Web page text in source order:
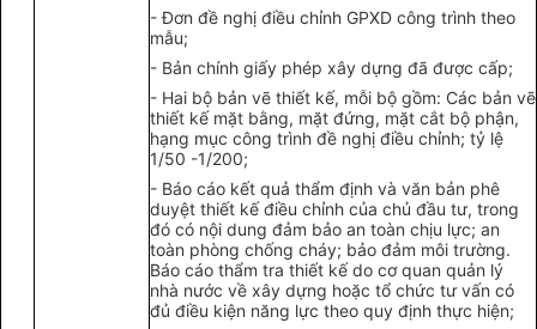
-Đơn đề nghị điều chỉnh GPXD công trình theo
mẫu;
- Bản chính giấy phép xây dựng đã được cấp;
- Hai bộ bản vẽ thiết kế, mỗi bộ gồm: Các bản vẽ
thiết kế mặt bằng, mặt đứng, mặt cắt bộ phận,
hạng mục công trình đề nghị điều chỉnh; tỷ lệ
1/50 -1/200;
- Báo cáo kết quả thẩm định và văn bản phê
duyệt thiết kế điều chỉnh của chủ đầu tư, trong
đó có nội dung đảm bảo an toàn chịu lực; an
toàn phòng chống cháy; bảo đảm môi trường.
Báo cáo thẩm tra thiết kế do cơ quan quản lý
nhà nước về xây dựng hoặc tổ chức tư vấn có
đủ điều kiện năng lực theo quy định thực hiện;